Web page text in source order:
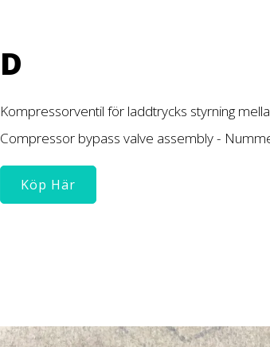
D
Kompressorventil för laddtrycks styrning
Compressor bypass valve assembly -
Köp Här